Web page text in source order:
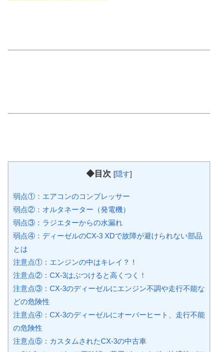
◆目次 [隠す]
弱点①：エアコンのコンプレッサー
弱点②：オルタネーター（発電機）
弱点③：ラジエターからの水漏れ
弱点④：ディーゼルのCX-3 XDで故障が避けられない部品
とは
注意点①：エンジンの中はキレイ？！
注意点②：CX-3はぶつけると高くつく！
注意点③：CX-3のディーゼルにエンジン不調や走行不能な
どの危険性
注意点④：CX-3のディーゼルにオーバーヒート、走行不能
の危険性
注意点⑤：カスタムされたCX-3の中古車